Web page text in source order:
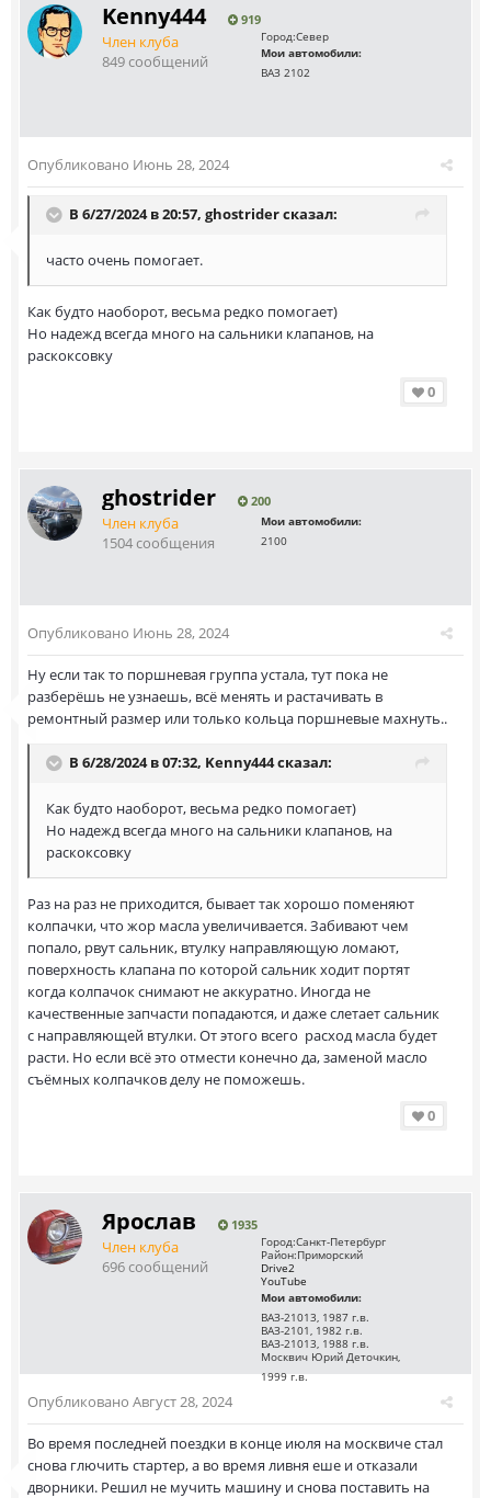
Kenny444 919
Член клуба
849 сообщений
Город:Север
Мои автомобили:
ВАЗ 2102
Опубликовано Июнь 28, 2024
В 6/27/2024 в 20:57, ghostriderсказал:
часто очень помогает.
Как будто наоборот, весьма редко помогает)
Но надежд всегда много на сальники клапанов, на
раскоксовку
0
ghostrider 200
Член клуба
1504 сообщения
Мои автомобили:
2100
Опубликовано Июнь 28, 2024
Ну если так то поршневая группа устала, тут пока не
разберёшь не узнаешь, всё менять и растачивать в
ремонтный размер или только кольца поршневые махнуть..
В 6/28/2024 в 07:32, Kenny444сказал:
Как будто наоборот, весьма редко помогает)
Но надежд всегда много на сальники клапанов, на
раскоксовку
Раз на раз не приходится, бывает так хорошо поменяют
колпачки, что жор масла увеличивается. Забивают чем
попало, рвут сальник, втулку направляющую ломают,
поверхность клапана по которой сальник ходит портят
когда колпачок снимают не аккуратно. Иногда не
качественные запчасти попадаются, и даже слетает сальник
с направляющей втулки. От этого всего расход масла будет
расти. Но если всё это отмести конечно да, заменой масло
съёмных колпачков делу не поможешь.
0
Ярослав 1935
Член клуба
696 сообщений
Город:Санкт-Петербург
Район:Приморский
Drive2
YouTube
Мои автомобили:
ВАЗ-21013, 1987 г.в.
ВАЗ-2101, 1982 г.в.
ВАЗ-21013, 1988 г.в.
Москвич Юрий Деточкин,
1999 г.в.
Опубликовано Август 28, 2024
Во время последней поездки в конце июля на москвиче стал
снова глючить стартер, а во время ливня еше и отказали
дворники. Решил не мучить машину и снова поставить на